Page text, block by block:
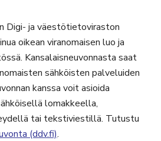
Digi- ja väestötietoviraston
oikean viranomaisen luo ja
Kansalaisneuvonnasta saat
sähköisten palveluiden
kanssa voit asioida
lomakkeella,
tai tekstiviestillä. Tutustu
(ddv.fi).